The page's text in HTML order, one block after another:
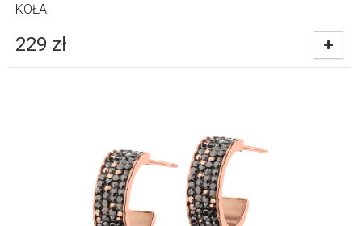
KOŁA
229 zł